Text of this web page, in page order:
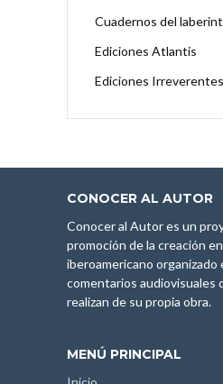
Cuadernos del
Ediciones Atlantis
Ediciones Irreverentes
CONOCER AL AUTOR
Conocer al Autor es un
promoción de la creación
iberoamericano organizado
comentarios audiovisuales
realizan de su propia obra.
MENÚ PRINCIPAL